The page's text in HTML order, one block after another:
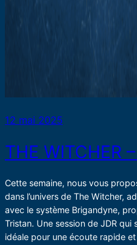
12 mai 2025
THE WITCHER
Cette semaine, nous vous
dans l’univers de The Witcher,
avec le système Brigandyne,
Tristan. Une session de JDR qui
idéale pour une écoute rapide